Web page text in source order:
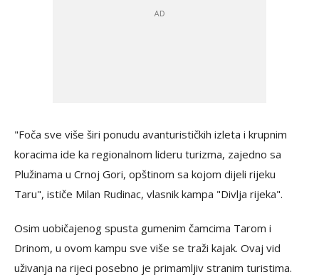
"Foča sve više širi ponudu avanturističkih izleta i krupnim
koracima ide ka regionalnom lideru turizma, zajedno sa
Plužinama u Crnoj Gori, opštinom sa kojom dijeli rijeku
Taru", ističe Milan Rudinac, vlasnik kampa "Divlja rijeka".
Osim uobičajenog spusta gumenim čamcima Tarom i
Drinom, u ovom kampu sve više se traži kajak. Ovaj vid
uživanja na rijeci posebno je primamljiv stranim turistima.